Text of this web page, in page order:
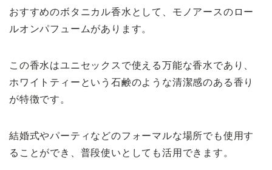
おすすめのボタニカル香水として、モノアースのロー
ルオンパフュームがあります。
この香水はユニセックスで使える万能な香水であり、
ホワイトティーという石鹸のような清潔感のある香り
が特徴です。
結婚式やパーティなどのフォーマルな場所でも使用す
ることができ、普段使いとしても活用できます。